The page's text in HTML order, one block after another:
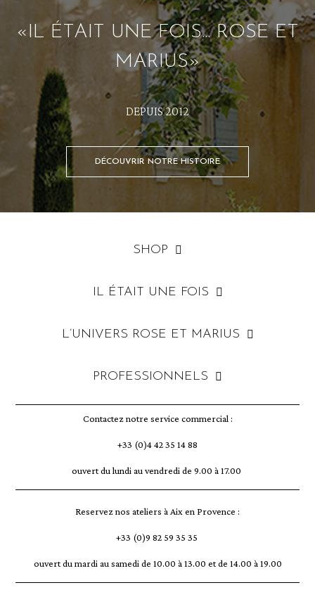
«IL ÉTAIT UNE FOIS... ROSE ET
MARIUS»
DEPUIS 2012
DÉCOUVRIR NOTRE HISTOIRE
SHOP
IL ÉTAIT UNE FOIS
L’UNIVERS ROSE ET MARIUS
PROFESSIONNELS
Contactez notre service commercial :
+33 (0)4 42 35 14 88
ouvert du lundi au vendredi de 9.00 à 17.00
Reservez nos ateliers à Aix en Provence :
+33 (0)9 82 59 35 35
ouvert du mardi au samedi de 10.00 à 13.00 et de 14.00 à 19.00